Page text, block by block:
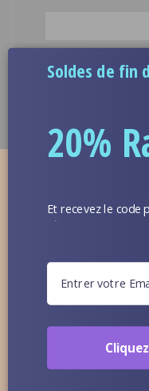
plus de 300 jouets
1567, chemin
20%
Soldes de fin
Et recevez le
réception.